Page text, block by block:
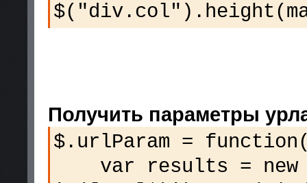
Получить параметры
$.urlParam =
var results = new